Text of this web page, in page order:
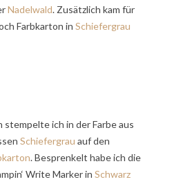
Nadelwald. Zusätzlich kam für
Farbkarton in Schiefergrau
stempelte ich in der Farbe aus
Schiefergrau auf den
. Besprenkelt habe ich die
Write Marker in Schwarz